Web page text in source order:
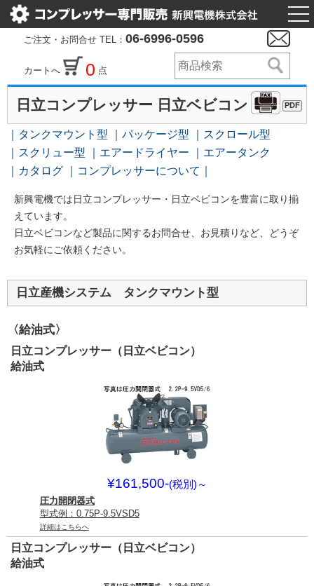
ご注文・お問合せ TEL： 06-6996-0596
カートへ 0 点
日立コンプレッサー 日立ベビコン PDF
タンクマウント型 パッケージ型
スクロール型
スクリュー型
エアードライヤー
エアータンク
カタログ
コンプレッサーについて
新興電機では日立コンプレッサー・日立ベビコンを豊富に取り揃
えています。
日立ベビコンなど製品に関するお問合せ、お見積りなど、どうぞ
お気軽にご依頼ください。
日立産機システム タンクマウント型
〈給油式〉
日立コンプレッサー（日立ベビコン）
給油式
¥161,500-(税別) ～
圧力開閉器式
型式例：0.75P-9.5VSD5
詳細はこちらへ
日立コンプレッサー（日立ベビコン）
給油式